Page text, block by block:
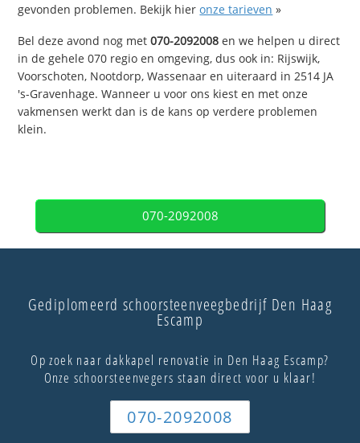
gevonden problemen. Bekijk hieronze tarieven »
Bel deze avond nog met070-2092008 en we helpen u direct
in de gehele 070 regio en omgeving, dus ook in: Rijswijk,
Voorschoten, Nootdorp, Wassenaar en uiteraard in 2514 JA
's-Gravenhage. Wanneer u voor ons kiest en met onze
vakmensen werkt dan is de kans op verdere problemen
klein.
070-2092008
Gediplomeerd schoorsteenveegbedrijf Den Haag
Escamp
Op zoek naar dakkapel renovatie in Den Haag Escamp?
Onze schoorsteenvegers staan direct voor u klaar!
070-2092008